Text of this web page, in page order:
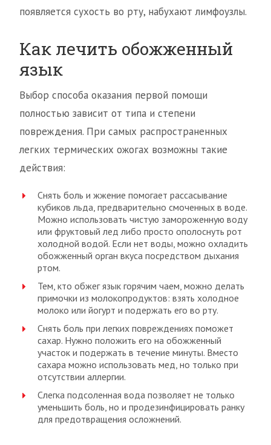
появляется сухость во рту, набухают лимфоузлы.
Как лечить обожженный
язык
Выбор способа оказания первой помощи
полностью зависит от типа и степени
повреждения. При самых распространенных
легких термических ожогах возможны такие
действия:
Снять боль и жжение помогает рассасывание
кубиков льда, предварительно смоченных в воде.
Можно использовать чистую замороженную воду
или фруктовый лед либо просто ополоснуть рот
холодной водой. Если нет воды, можно охладить
обожженный орган вкуса посредством дыхания
ртом.
Тем, кто обжег язык горячим чаем, можно делать
примочки из молокопродуктов: взять холодное
молоко или йогурт и подержать его во рту.
Снять боль при легких повреждениях поможет
сахар. Нужно положить его на обожженный
участок и подержать в течение минуты. Вместо
сахара можно использовать мед, но только при
отсутствии аллергии.
Слегка подсоленная вода позволяет не только
уменьшить боль, но и продезинфицировать ранку
для предотвращения осложнений.